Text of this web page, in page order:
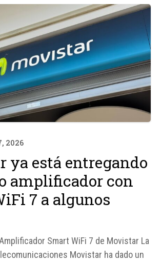
2026
ya está entregando
amplificador con
7 a algunos
Smart WiFi 7 de Movistar La
Movistar ha dado un